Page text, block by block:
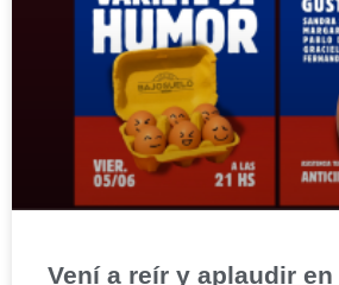
Vení a reír y aplaudir